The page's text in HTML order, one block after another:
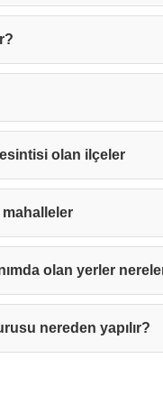
olan ilçeler
olan yerler
nereden yapılır?